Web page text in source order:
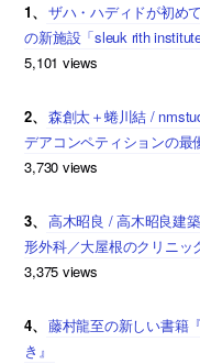
1、 ザハ・ハディドが初め
の新施設「sleuk rith
5,101 views
2、 森創太＋蜷川結 /
デアコンペティションの最
3,730 views
3、 高木昭良 / 高木昭良建
形外科／大屋根のクリニッ
3,375 views
4、 藤村龍至の新しい書籍
き』